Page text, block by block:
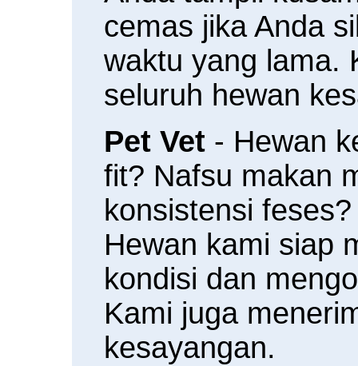
cemas jika Anda
waktu yang lama.
seluruh hewan
Pet Vet - Hewan
fit? Nafsu makan
konsistensi
Hewan kami siap
kondisi dan
Kami juga
kesayangan.